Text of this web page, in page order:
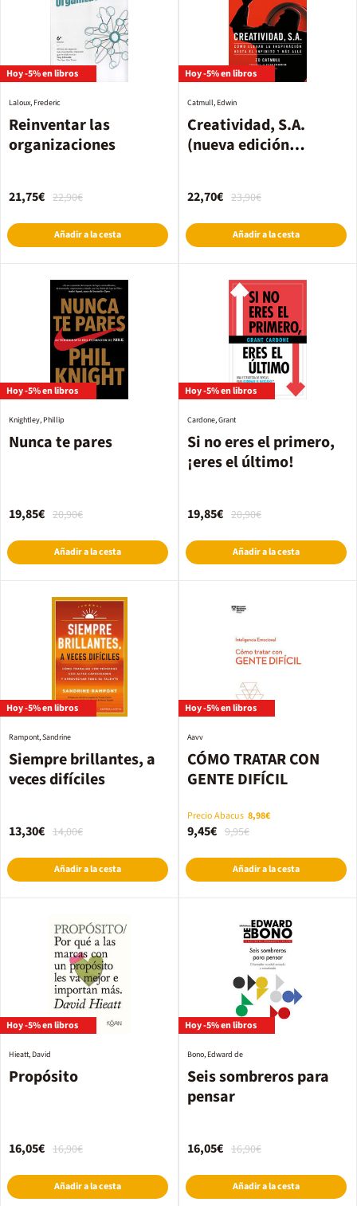
Hoy -5% en libros
Reinventar las
organizaciones
Laloux, Frederic
22,90€
21,75€
Añadir a la cesta
Hoy -5% en libros
Creatividad, S.A.
(nueva edición
Catmull, Edwin
23,90€
22,70€
Añadir a la cesta
Hoy -5% en libros
Nunca te pares
Knightley, Phillip
20,90€
19,85€
Añadir a la cesta
Hoy -5% en libros
Si no eres el primero,
¡eres el último!
Cardone, Grant
20,90€
19,85€
Añadir a la cesta
Hoy -5% en libros
Siempre brillantes, a
veces difíciles
Rampont, Sandrine
14,00€
13,30€
Añadir a la cesta
Hoy -5% en libros
CÓMO TRATAR CON
GENTE DIFÍCIL
Aavv
Precio Abacus 8,98€
9,95€
9,45€
Añadir a la cesta
Hoy -5% en libros
Propósito
Hieatt, David
16,90€
16,05€
Añadir a la cesta
Hoy -5% en libros
Seis sombreros para
pensar
Bono, Edward de
16,90€
16,05€
Añadir a la cesta